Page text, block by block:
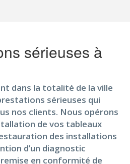
sérieuses à
dans la totalité de la ville
sérieuses qui
nos clients. Nous opérons
de vos tableaux
des installations
d’un diagnostic
en conformité de